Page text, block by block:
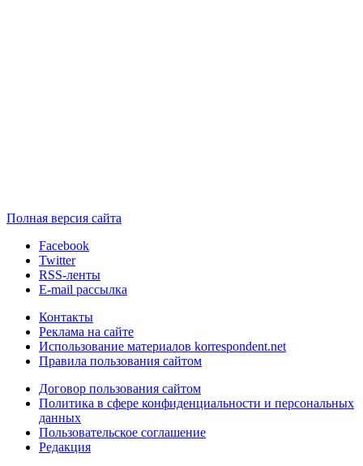
Полная версия сайта
Facebook
Twitter
RSS-ленты
E-mail рассылка
Контакты
Реклама на сайте
Использование материалов korrespondent.net
Правила пользования сайтом
Договор пользования сайтом
Политика в сфере конфиденциальности и персональных
данных
Пользовательское соглашение
Редакция